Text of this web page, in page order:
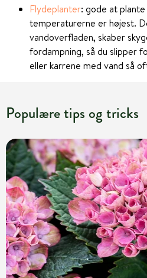
Flydeplanter: gode at
temperaturerne er højest.
vandoverfladen, skaber
fordampning, så du slipper
eller karrene med vand så
Populære tips og tricks